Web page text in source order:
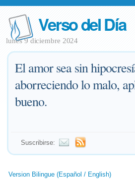
Verso del Día
lunes 9 diciembre 2024
El amor sea sin
aborreciendo lo malo,
bueno.
Suscribirse:
Version Bilingue (Español / English)